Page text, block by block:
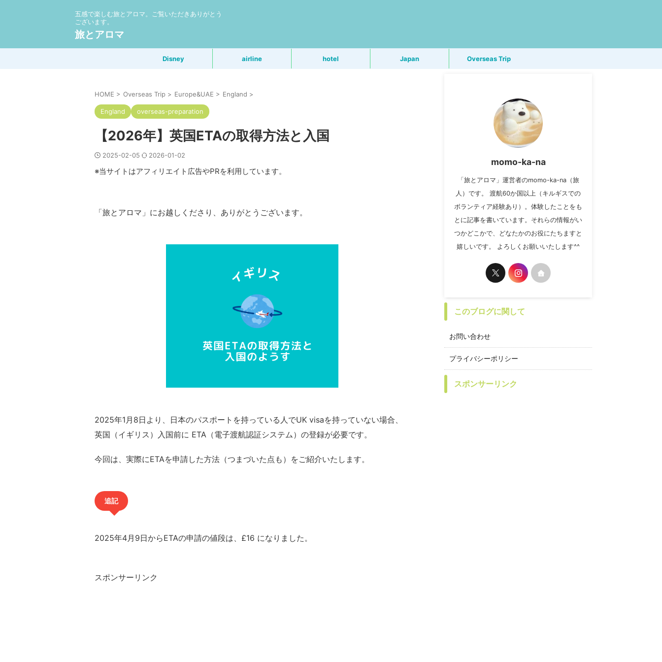
五感で楽しむ旅とアロマ。ご覧いただきありがとう
ございます。
旅とアロマ
Disney airline hotel Japan Overseas Trip
HOME > Overseas Trip > Europe&UAE > England >
England overseas-preparation
【2026年】英国ETAの取得方法と入国
2025-02-05 2026-01-02
※当サイトはアフィリエイト広告やPRを利用しています。
「旅とアロマ」にお越しくださり、ありがとうございます。
2025年1月8日より、日本のパスポートを持っている人でUK visaを持っていない場合、
英国（イギリス）入国前に ETA（電子渡航認証システム）の登録が必要です。
今回は、実際にETAを申請した方法（つまづいた点も）をご紹介いたします。
追記
2025年4月9日からETAの申請の値段は、£16 になりました。
スポンサーリンク
momo-ka-na
「旅とアロマ」運営者のmomo-ka-na（旅
人）です。 渡航60か国以上（キルギスでの
ボランティア経験あり）。体験したことをも
とに記事を書いています。それらの情報がい
つかどこかで、どなたかのお役にたちますと
嬉しいです。 よろしくお願いいたします^^
このブログに関して
お問い合わせ
プライバシーポリシー
スポンサーリンク